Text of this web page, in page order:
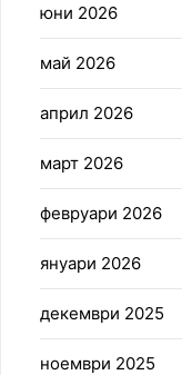
юни 2026
май 2026
април 2026
март 2026
февруари 2026
януари 2026
декември 2025
ноември 2025